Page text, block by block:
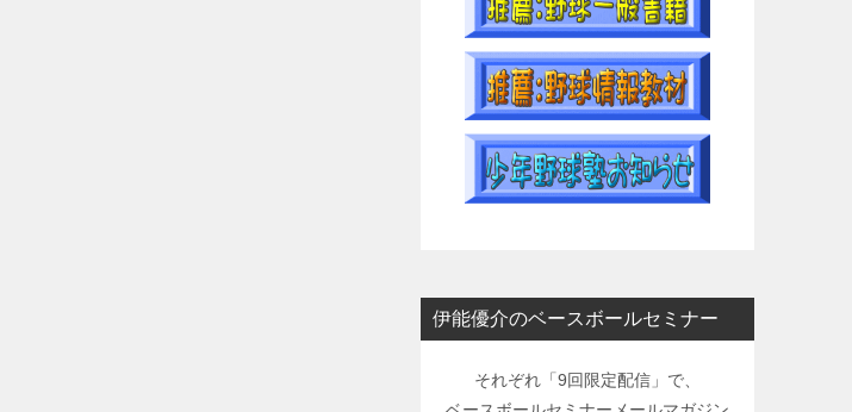
伊能優介のベースボールセミナー
それぞれ「9回限定配信」で、